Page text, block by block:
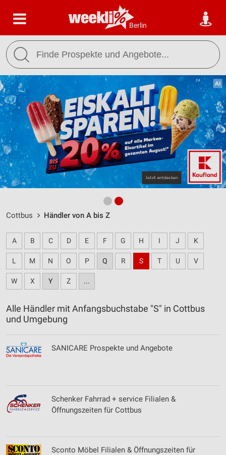
Berlin
Cottbus Händler von A bis Z
A B C D E F G H I J K
L M N O P Q R S T U V
W X Y Z ...
Alle Händler mit Anfangsbuchstabe "S" in Cottbus
und Umgebung
SANICARE Prospekte und Angebote
Schenker Fahrrad + service Filialen &
Öffnungszeiten für Cottbus
Sconto Möbel Filialen & Öffnungszeiten für